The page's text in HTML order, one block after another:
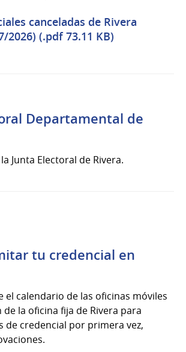
canceladas de Rivera
2026) (.pdf 73.11 KB)
Departamental de
Junta Electoral de Rivera.
tu credencial en
el calendario de las oficinas móviles
la oficina fija de Rivera para
de credencial por primera vez,